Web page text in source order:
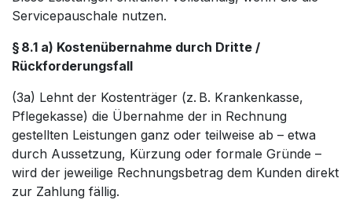
Servicepauschale nutzen.
§ 8.1 a) Kostenübernahme durch Dritte /
Rückforderungsfall
(3a) Lehnt der Kostenträger (z. B. Krankenkasse,
Pflegekasse) die Übernahme der in Rechnung
gestellten Leistungen ganz oder teilweise ab – etwa
durch Aussetzung, Kürzung oder formale Gründe –
wird der jeweilige Rechnungsbetrag dem Kunden direkt
zur Zahlung fällig.